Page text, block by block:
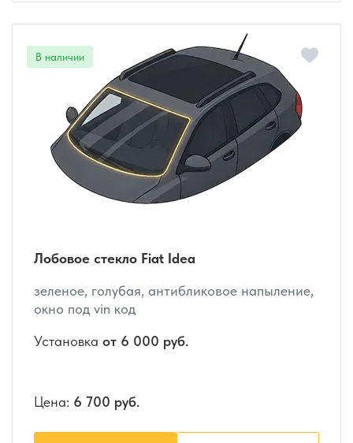
Лобовое стекло Fiat Idea
зеленое, голубая, антибликовое напыление,
окно под vin код
Установка от 6 000 руб.
Цена: 6 700 руб.